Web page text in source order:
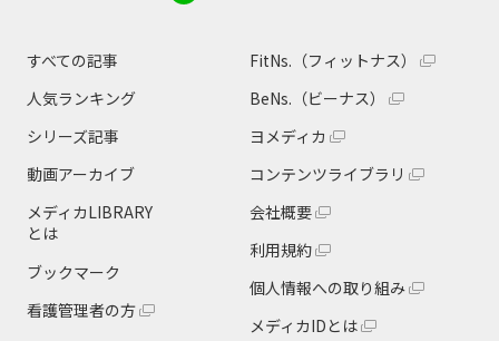
すべての記事
人気ランキング
シリーズ記事
動画アーカイブ
メディカLIBRARY
とは
ブックマーク
看護管理者の方
FitNs.（フィットナス）
BeNs.（ビーナス）
ヨメディカ
コンテンツライブラリ
会社概要
利用規約
個人情報への取り組み
メディカIDとは